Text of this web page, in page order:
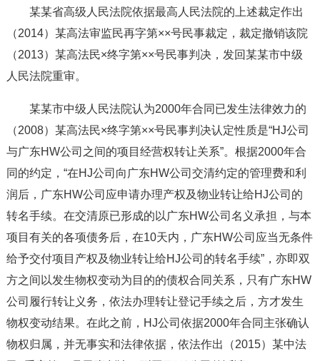
某某省高级人民法院依据最高人民法院的上述裁定作出
（2014）某高法审监民再字第××号民事裁定，裁定撤销该院
（2013）某高法民×终字第××号民事判决，发回某某市中级
人民法院重审。
某某市中级人民法院认为2000年合同已发生法律效力的
（2008）某高法民×终字第××号民事判决认定性质是“HJ公司
与广东HW公司之间的项目经营权转让关系”。根据2000年合
同的约定，“在HJ公司向广东HW公司交清约定的管理费和利
润后，广东HW公司应申请办理产权及物业转让给HJ公司的
转名手续。在交清原已形成的以广东HW公司名义承担，与本
项目有关的各项债务后，在10天内，广东HW公司应当无条件
给予交付项目产权及物业转让给HJ公司的转名手续”，亦即双
方之间以发生物权变动为目的的债权合同关系，只有广东HW
公司履行转让义务，依法办理转让登记手续之后，方才发生
物权变动结果。在此之前，HJ公司依据2000年合同主张确认
物权归属，并无事实和法律依据，依法作出（2015）某中法